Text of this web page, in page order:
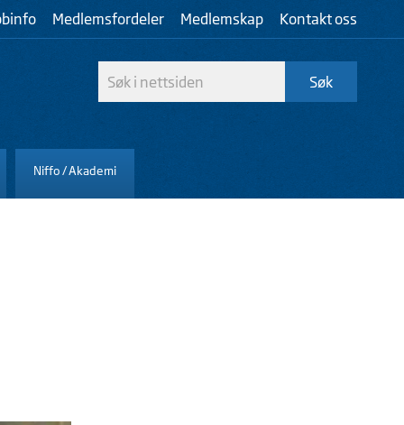
Medlemsfordeler Medlemskap Kontakt oss
Niffo / Akademi